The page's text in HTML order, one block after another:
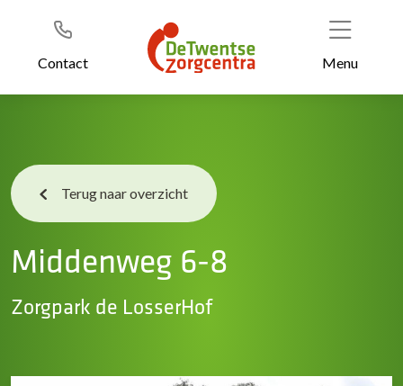
Header
Contact Menu
Terug naar overzicht
Middenweg 6-8
Zorgpark de LosserHof